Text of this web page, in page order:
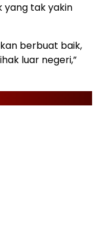
yang tak yakin
berbuat baik,
luar negeri,”